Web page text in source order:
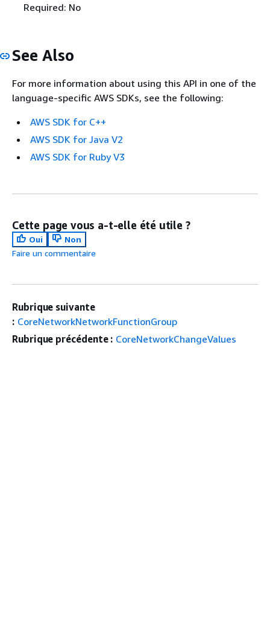
Required: No
See Also
For more information about using this API in one of the
language-specific AWS SDKs, see the following:
AWS SDK for C++
AWS SDK for Java V2
AWS SDK for Ruby V3
Cette page vous a-t-elle été utile ?
Oui
Non
Faire un commentaire
Rubrique suivante
: CoreNetworkNetworkFunctionGroup
Rubrique précédente : CoreNetworkChangeValues